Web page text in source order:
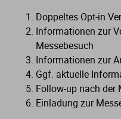
Doppeltes Opt-in
Informationen zur
Messebesuch
Informationen zur
Ggf. aktuelle
Follow-up nach der
Einladung zur